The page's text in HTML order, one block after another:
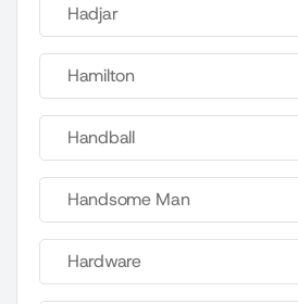
Hadjar
Hamilton
Handball
Handsome Man
Hardware